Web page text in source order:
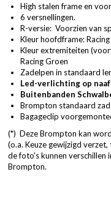
High stalen frame en
6 versnellingen.
R-versie: Voorzien van
Kleur hoofdframe:
Kleur extremiteiten
Racing Groen
Zadelpen in standaard
Led-verlichting op
Buitenbanden
Brompton standaard
Bagageclip
(*) Deze Brompton kan
(o.a. Keuze gewijzigd
de foto's kunnen verschillen
Brompton.